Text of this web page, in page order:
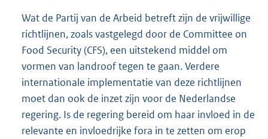
Wat de Partij van de Arbeid betreft zijn de vrijwillige
richtlijnen, zoals vastgelegd door de Committee on
Food Security (CFS), een uitstekend middel om
vormen van landroof tegen te gaan. Verdere
internationale implementatie van deze richtlijnen
moet dan ook de inzet zijn voor de Nederlandse
regering. Is de regering bereid om haar invloed in de
relevante en invloedrijke fora in te zetten om erop